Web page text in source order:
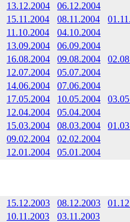
13.12.2004
06.12.2004
15.11.2004 08.11.2004
11.10.2004
04.10.2004
13.09.2004
06.09.2004
16.08.2004 09.08.2004
12.07.2004
05.07.2004
14.06.2004
07.06.2004
17.05.2004 10.05.2004
12.04.2004
05.04.2004
15.03.2004 08.03.2004
09.02.2004
02.02.2004
12.01.2004 05.01.2004
15.12.2003 08.12.2003
10.11.2003
03.11.2003